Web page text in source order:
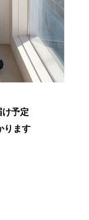
け予定
ります